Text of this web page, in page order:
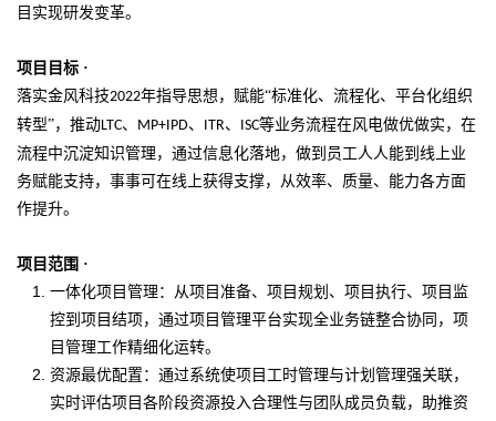
目实现研发变革。
项目目标 ·
落实金风科技2022年指导思想，赋能“标准化、流程化、平台化组织
转型”，推动LTC、 MP+IPD、 ITR、 ISC等业务流程在风电做优做实，在
流程中沉淀知识管理，通过信息化落地，做到员工人人能到线上业
务赋能支持，事事可在线上获得支撑，从效率、质量、能力各方面
作提升。
项目范围 ·
一体化项目管理：从项目准备、项目规划、项目执行、项目监
控到项目结项，通过项目管理平台实现全业务链整合协同，项
目管理工作精细化运转。
资源最优配置：通过系统使项目工时管理与计划管理强关联，
实时评估项目各阶段资源投入合理性与团队成员负载，助推资